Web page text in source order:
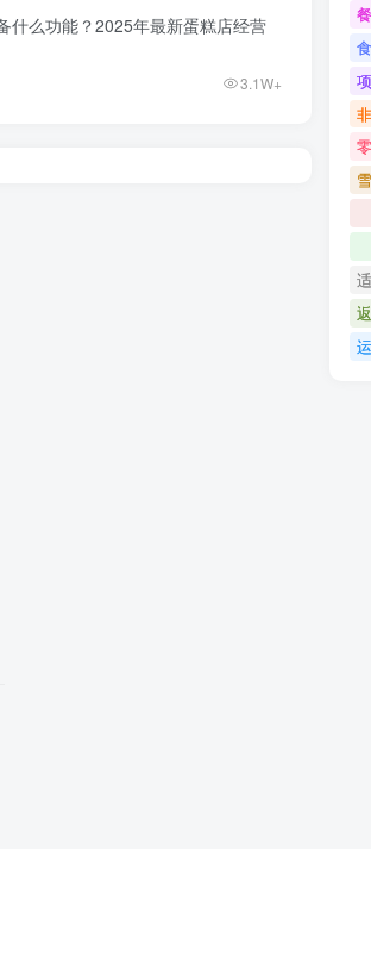
什么功能？2025年最新蛋糕店经营
3.1W+